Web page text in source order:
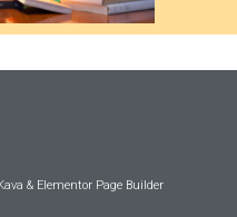
& Elementor Page Builder